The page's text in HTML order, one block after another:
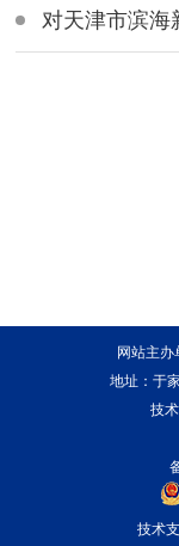
网站主
地址：于
技
技术